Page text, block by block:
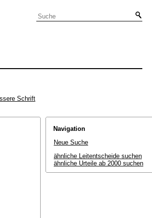
Schrift
Navigation
Neue Suche
ähnliche Leitentscheide suchen
ähnliche Urteile ab 2000 suchen